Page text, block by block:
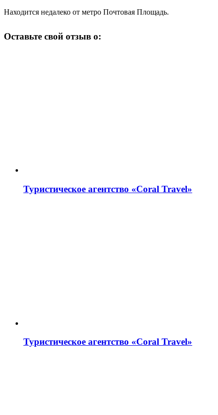
Находится недалеко от метро Почтовая Площадь.
Оставьте свой отзыв о:
Туристическое агентство «Coral Travel»
Туристическое агентство «Coral Travel»